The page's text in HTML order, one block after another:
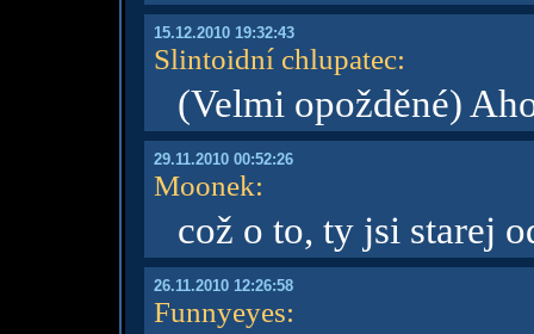
15.12.2010 19:32:43
Slintoidní chlupatec:
(Velmi opožděné)
29.11.2010 00:52:26
Moonek:
což o to, ty jsi starej
26.11.2010 12:26:58
Funnyeyes: